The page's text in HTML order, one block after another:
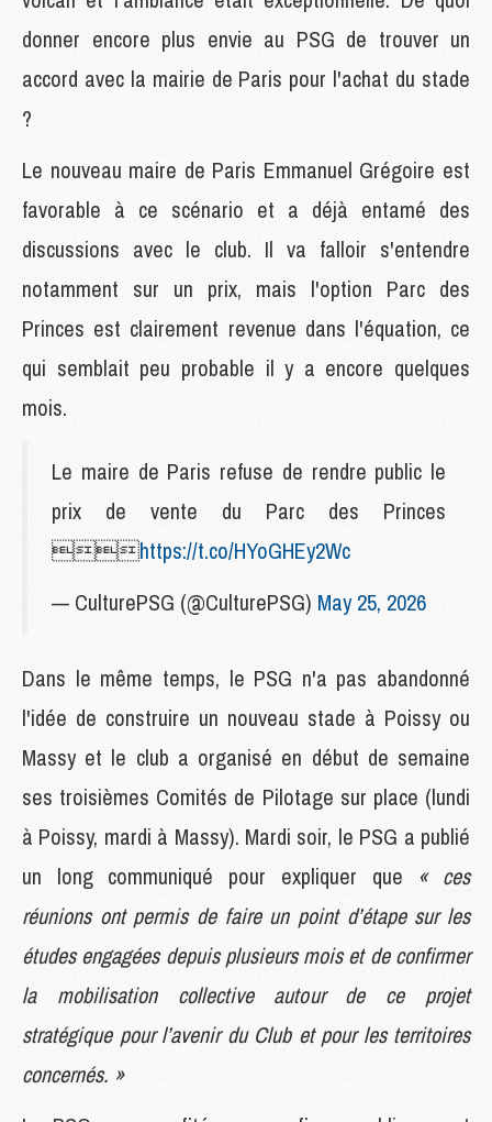
donner encore plus envie au PSG de trouver un
accord avec la mairie de Paris pour l'achat du stade
?
Le nouveau maire de Paris Emmanuel Grégoire est
favorable à ce scénario et a déjà entamé des
discussions avec le club. Il va falloir s'entendre
notamment sur un prix, mais l'option Parc des
Princes est clairement revenue dans l'équation, ce
qui semblait peu probable il y a encore quelques
mois.
Le maire de Paris refuse de rendre public le
prix de vente du Parc des Princes
https://t.co/HYoGHEy2Wc
— CulturePSG (@CulturePSG) May 25, 2026
Dans le même temps, le PSG n'a pas abandonné
l'idée de construire un nouveau stade à Poissy ou
Massy et le club a organisé en début de semaine
ses troisièmes Comités de Pilotage sur place (lundi
à Poissy, mardi à Massy). Mardi soir, le PSG a publié
un long communiqué pour expliquer que « ces
réunions ont permis de faire un point d’étape sur les
études engagées depuis plusieurs mois et de confirmer
la mobilisation collective autour de ce projet
stratégique pour l’avenir du Club et pour les territoires
concernés. »